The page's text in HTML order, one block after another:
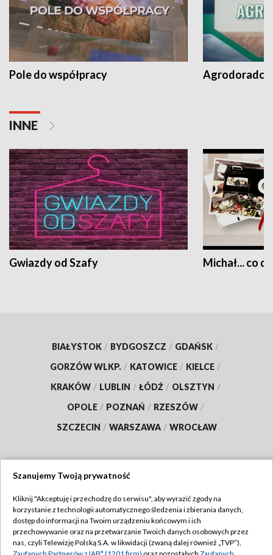
Pole do współpracy Agrodoradcy
INNE
Gwiazdy od Szafy Michał... co
BIAŁYSTOK / BYDGOSZCZ / GDAŃSK /
GORZÓW WLKP. / KATOWICE / KIELCE /
KRAKÓW / LUBLIN / ŁÓDŹ / OLSZTYN /
OPOLE / POZNAŃ / RZESZÓW /
SZCZECIN / WARSZAWA / WROCŁAW
TVP
Abonament TVP
Emisja w TVP
Regulamin TVP
Szanujemy Twoją prywatność
Kliknij "Akceptuję i przechodzę do serwisu", aby wyrazić zgody na
korzystanie z technologii automatycznego śledzenia i zbierania danych,
dostęp do informacji na Twoim urządzeniu końcowym i ich
przechowywanie oraz na przetwarzanie Twoich danych osobowych przez
nas, czyli Telewizję Polską S.A. w likwidacji (zwaną dalej również „TVP”),